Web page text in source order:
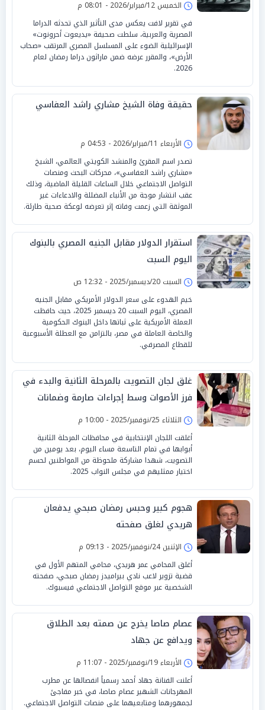
الخميس 12/فبراير/2026 - 08:01 م
في تقرير لافت يعكس مدى التأثير الذي تحدثه الدراما
المصرية والعربية، سلطت صحيفة «يديعوت أحرونوت»
الإسرائيلية الضوء على المسلسل المصري المرتقب «صحاب
الأرض»، والمقرر عرضه ضمن ماراثون دراما رمضان لعام
2026.
حقيقة وفاة الشيخ مشاري راشد العفاسي
الأربعاء 11/فبراير/2026 - 04:53 م
تصدر اسم المقرئ والمنشد الكويتي العالمي، الشيخ
«مشاري راشد العفاسي»، محركات البحث ومنصات
التواصل الاجتماعي خلال الساعات القليلة الماضية، وذلك
عقب انتشار موجة من الأنباء المضللة والادعاءات غير
الموثقة التي زعمت وفاته إثر تعرضه لوعكة صحية طارئة.
استقرار الدولار مقابل الجنيه المصري بالبنوك
اليوم السبت
السبت 20/ديسمبر/2025 - 12:32 ص
خيم الهدوء على سعر الدولار الأمريكي مقابل الجنيه
المصري، اليوم السبت 20 ديسمبر 2025، حيث حافظت
العملة الأمريكية على ثباتها داخل البنوك الحكومية
والخاصة العاملة في مصر، بالتزامن مع العطلة الأسبوعية
للقطاع المصرفي.
غلق لجان التصويت بالمرحلة الثانية والبدء في
فرز الأصوات وسط إجراءات صارمة وضمانات
للنزاهة
الثلاثاء 25/نوفمبر/2025 - 10:00 م
أغلقت اللجان الإنتخابية في محافظات المرحلة الثانية
أبوابها في تمام التاسعة مساء اليوم، بعد يومين من
التصويت، شهدا مشاركة ملحوظة من المواطنين لحسم
اختيار ممثليهم في مجلس النواب 2025.
هجوم كبير وحبس رمضان صبحي يدفعان
هريدي لغلق صفحته
الإثنين 24/نوفمبر/2025 - 09:13 م
أغلق المحامي عمر هريدي، محامي المتهم الأول في
قضية تزوير لاعب نادي بيراميدز رمضان صبحي، صفحته
الشخصية عبر موقع التواصل الاجتماعي فيسبوك.
عصام صاصا يخرج عن صمته بعد الطلاق
ويدافع عن جهاد
الأربعاء 19/نوفمبر/2025 - 11:07 م
أعلنت الفنانة جهاد أحمد رسمياً انفصالها عن مطرب
المهرجانات الشهير عصام صاصا، في خبر مفاجئ
لجمهورهما ومتابعيهما على منصات التواصل الاجتماعي.